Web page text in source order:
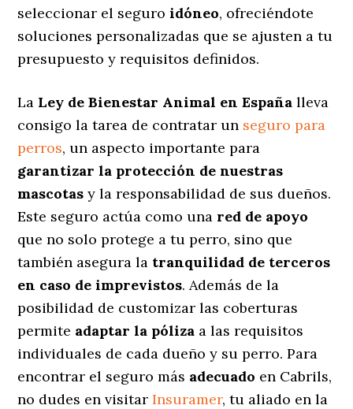
seleccionar el seguroidóneo, ofreciéndote
soluciones personalizadas que se ajusten a tu
presupuesto y requisitos definidos.
La Ley de Bienestar Animal en España lleva
consigo la tarea de contratar un seguro para
perros, un aspecto importante para
garantizar la protección de nuestras
mascotas y la responsabilidad de sus dueños.
Este seguro actúa como una red de apoyo
que no solo protege a tu perro, sino que
también asegura la tranquilidad de terceros
en caso de imprevistos. Además de la
posibilidad de customizar las coberturas
permite adaptar la póliza a las requisitos
individuales de cada dueño y su perro. Para
encontrar el seguro más adecuado en Cabrils,
no dudes en visitarInsuramer, tu aliado en la